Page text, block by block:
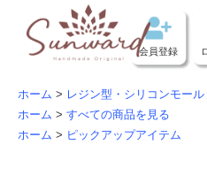
会員登録
ホーム > レジン型・シリコンモール
ホーム > すべての商品を見る
ホーム > ピックアップアイテム